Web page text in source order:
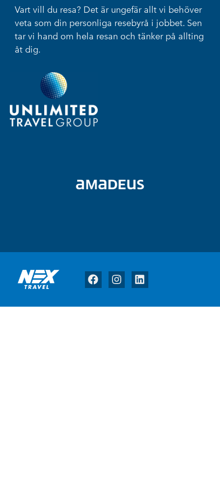
Vart vill du resa? Det är ungefär allt vi behöver
veta som din personliga resebyrå i jobbet. Sen
tar vi hand om hela resan och tänker på allting
åt dig.